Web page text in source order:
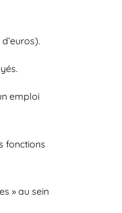
emploi
fonctions
» au sein